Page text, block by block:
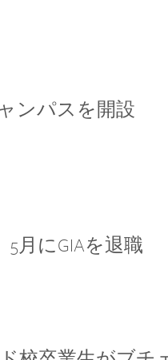
ンパスを開設
月にGIAを退職